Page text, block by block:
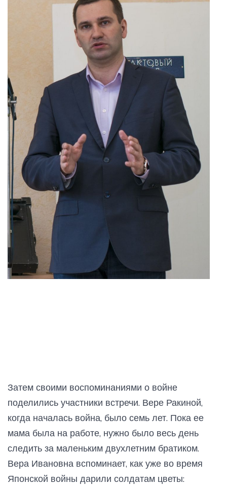
Затем своими воспоминаниями о войне
поделились участники встречи. Вере Ракиной,
когда началась война, было семь лет. Пока ее
мама была на работе, нужно было весь день
следить за маленьким двухлетним братиком.
Вера Ивановна вспоминает, как уже во время
Японской войны дарили солдатам цветы: